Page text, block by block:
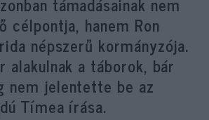
célpontja, hanem Ron
népszerű kormányzója.
alakulnak a táborok, bár
nem jelentette be az
Tímea írása.